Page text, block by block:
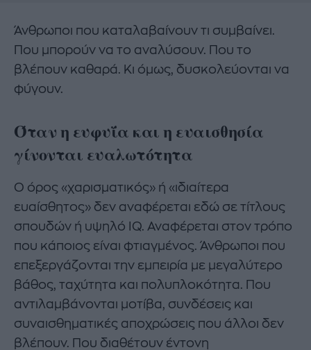
Άνθρωποι που καταλαβαίνουν τι συμβαίνει.
Που μπορούν να το αναλύσουν. Που το
βλέπουν καθαρά. Κι όμως, δυσκολεύονται να
φύγουν.
Όταν η ευφυΐα και η ευαισθησία
γίνονται ευαλωτότητα
Ο όρος «χαρισματικός» ή «ιδιαίτερα
ευαίσθητος» δεν αναφέρεται εδώ σε τίτλους
σπουδών ή υψηλό IQ. Αναφέρεται στον τρόπο
που κάποιος είναι φτιαγμένος. Άνθρωποι που
επεξεργάζονται την εμπειρία με μεγαλύτερο
βάθος, ταχύτητα και πολυπλοκότητα. Που
αντιλαμβάνονται μοτίβα, συνδέσεις και
συναισθηματικές αποχρώσεις που άλλοι δεν
βλέπουν. Που διαθέτουν έντονη